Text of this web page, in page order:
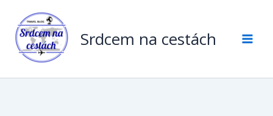
obsah
Srdcem na cestách